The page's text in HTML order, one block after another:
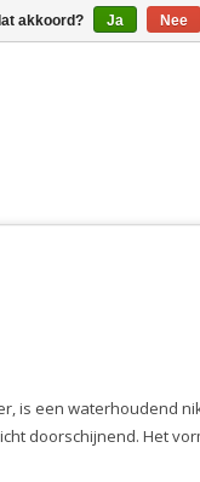
is een waterhoudend
doorschijnend. Het
akkoord? Ja Nee